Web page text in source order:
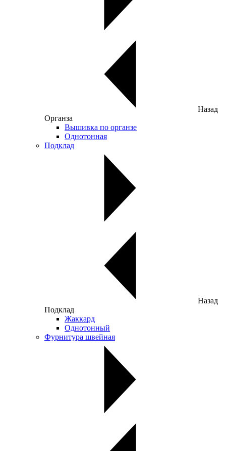
Назад
Органза
Вышивка по органзе
Однотонная
Подклад
Назад
Подклад
Жаккард
Однотонный
Фурнитура швейная